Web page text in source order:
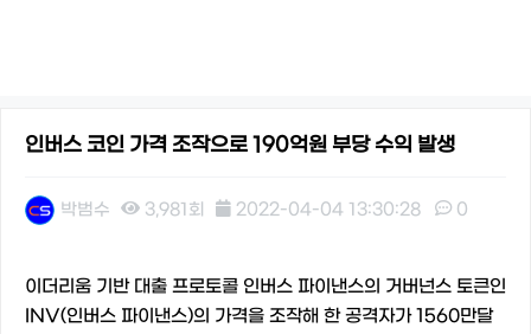
인버스 코인 가격 조작으로 190억원 부당 수익 발생
박범수 3,981회 2022-04-04 13:30:28 0
이더리움 기반 대출 프로토콜 인버스 파이낸스의 거버넌스 토큰인
INV(인버스 파이낸스)의 가격을 조작해 한 공격자가 1560만달